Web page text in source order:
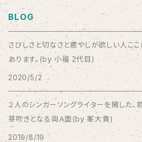
Aysula
Bad Operation
Bagus!
BBBBBBB
The BEG
BLOG
さびしさと切なさと癒やしが欲しい人こ
あります。(by 小福 2代目)
2020/5/2
２人のシンガーソングライターを擁した、
芽吹きとなる両Ａ面(by 峯大貴)
2019/8/19